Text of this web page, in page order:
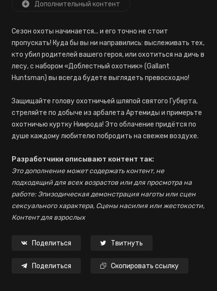
Дополнительный контент
Сезон охоты начинается... и его точно не стоит
пропускать! Куда бы вы ни направились: выслеживать тех,
кто убил родителей вашего героя, или охотиться на дичь в
лесу, с набором «Доблестный охотник» (Gallant
Huntsman) вы всегда будете выглядеть превосходно!
Защищайте голову охотничьей шляпой святого Губерта,
стреляйте по добыче из арбалета Артемиды и примерьте
охотничью куртку Нимрода! Это облачение придётся по
душе каждому любителю побродить на свежем воздухе.
Разработчики описывают контент так:
Это дополнение может содержать контент, не
подходящий для всех возрастов или для просмотра на
работе: Эпизодическая демонстрация наготы или сцен
сексуального характера, Сцены насилия или жестокости,
Контент для взрослых
Поделиться Твитнуть
Поделиться Скопировать ссылку